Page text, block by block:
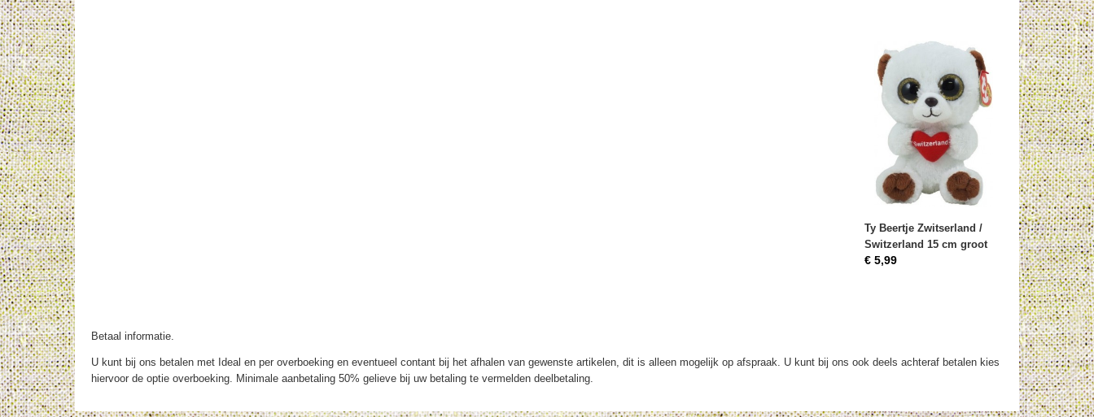
Ty Beertje Zwitserland /
Switzerland 15 cm groot
€ 5,99
Betaal informatie.
U kunt bij ons betalen met Ideal en per overboeking en eventueel contant bij het afhalen van gewenste artikelen, dit is alleen mogelijk op afspraak. U kunt bij ons ook deels achteraf betalen kies
hiervoor de optie overboeking. Minimale aanbetaling 50% gelieve bij uw betaling te vermelden deelbetaling.